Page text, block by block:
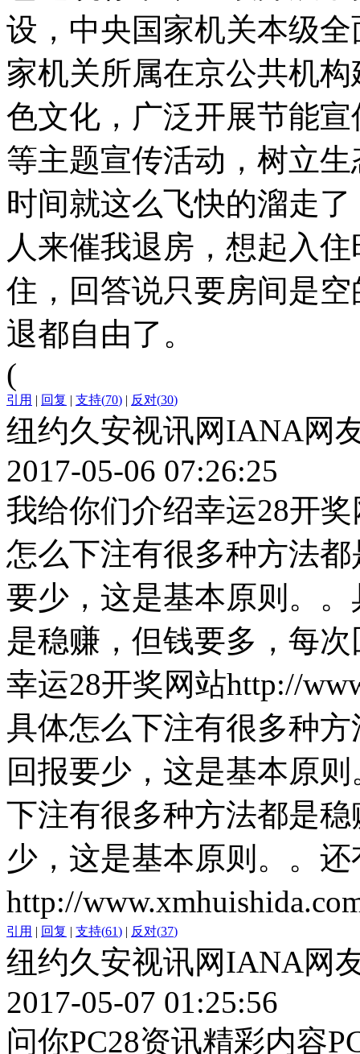
设，中央国家机关本级
家机关所属在京公共机
色文化，广泛开展节能
等主题宣传活动，树立
时间就这么飞快的溜走
人来催我退房，想起入
住，回答说只要房间是
退都自由了。
(
引用 | 回复 | 支持(70) | 反对(30)
纽约久安视讯网IANA网
2017-05-06 07:26:25
我给你们介绍幸运28开
怎么下注有很多种方法
要少，这是基本原则。
是稳赚，但钱要多，每
幸运28开奖网站http://
具体怎么下注有很多种
回报要少，这是基本原
下注有很多种方法都是
少，这是基本原则。。
http://
引用 | 回复 | 支持(61) | 反对(37)
纽约久安视讯网IANA网
2017-05-07 01:25:56
问你PC28资讯精彩内容